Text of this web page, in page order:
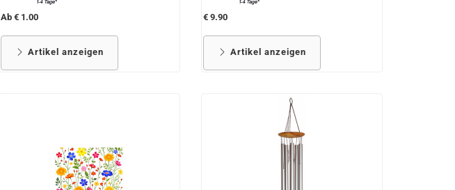
Ab € 1.00
Artikel anzeigen
€ 9.90
Artikel anzeigen